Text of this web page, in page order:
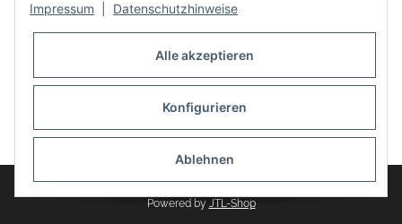
* Alle Preise inkl. gesetzlicher USt., zzgl.Versand
Powered by JTL-Shop
Impressum Datenschutzhinweise
Alle akzeptieren
Konfigurieren
Ablehnen